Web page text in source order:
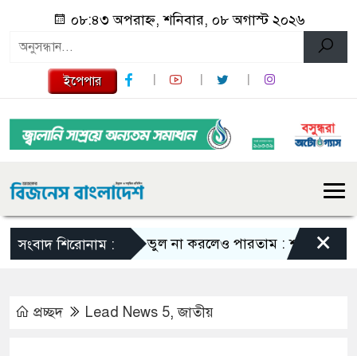
০৮:৪৩ অপরাহ্ন, শনিবার, ০৮ অগাস্ট ২০২৬
ইপেপার
সংবাদ শিরোনাম :এমন ভুল না করলেও পারতাম : শাকিব খান ×
প্রচ্ছদ Lead News 5,জাতীয়